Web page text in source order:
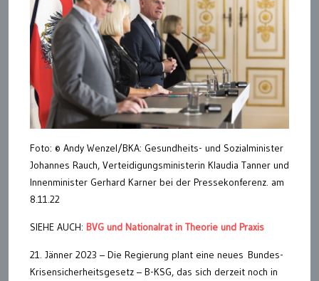
Foto: © Andy Wenzel/BKA: Gesundheits- und Sozialminister
Johannes Rauch, Verteidigungsministerin Klaudia Tanner und
Innenminister Gerhard Karner bei der Pressekonferenz. am
8.11.22
SIEHE AUCH: BVG und Nationalrat in Theorie und Praxis
21. Jänner 2023 – Die Regierung plant eine neues Bundes-
Krisensicherheitsgesetz – B-KSG, das sich derzeit noch in